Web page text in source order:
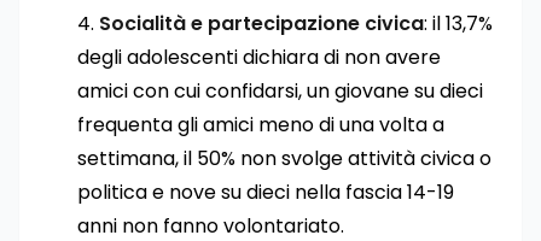
Socialità e partecipazione civica: il 13,7%
degli adolescenti dichiara di non avere
amici con cui confidarsi, un giovane su dieci
frequenta gli amici meno di una volta a
settimana, il 50% non svolge attività civica o
politica e nove su dieci nella fascia 14-19
anni non fanno volontariato.